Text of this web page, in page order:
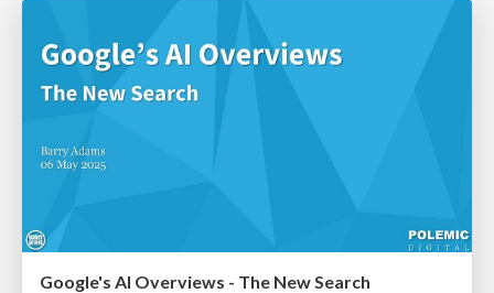
Google's AI Overviews - The New Search